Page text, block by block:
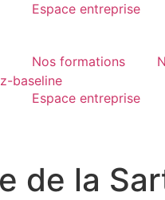
Espace entreprise
Nos formations
Espace entreprise
de la